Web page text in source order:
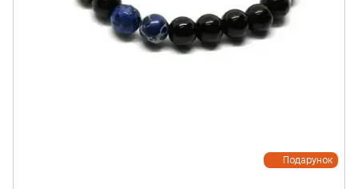
Подарунок